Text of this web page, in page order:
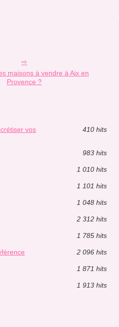
maisons à vendre à Aix en
Provence ?
vos
410 hits
983 hits
1 010 hits
1 101 hits
1 048 hits
2 312 hits
1 785 hits
2 096 hits
1 871 hits
1 913 hits